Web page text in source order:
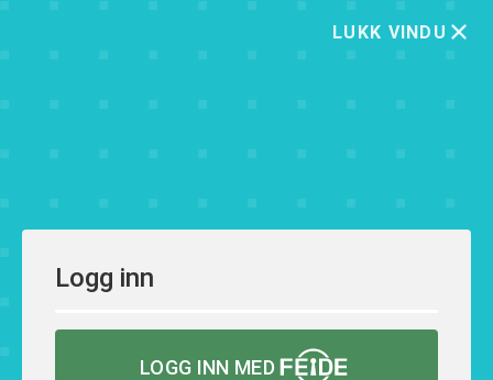
LUKK VINDU
Logg inn
LOGG INN MED